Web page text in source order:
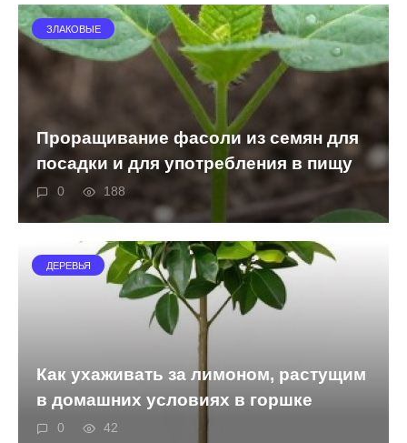
ЗЛАКОВЫЕ
Проращивание фасоли из семян для
посадки и для употребления в пищу
0 188
ДЕРЕВЬЯ
Как ухаживать за лимоном, растущим
в домашних условиях в горшке
0 42